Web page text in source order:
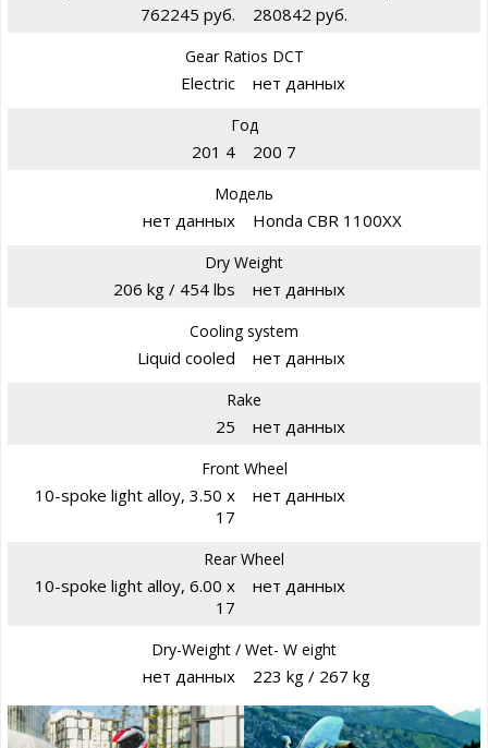
762245 руб. 280842 руб.
Gear Ratios DCT
Electric нет данных
Год
201 4 200 7
Модель
нет данных Honda CBR 1100XX
Dry Weight
206 kg / 454 lbs нет данных
Cooling system
Liquid cooled нет данных
Rake
25 нет данных
Front Wheel
10-spoke light alloy, 3.50 x
17
нет данных
Rear Wheel
10-spoke light alloy, 6.00 x
17
нет данных
Dry-Weight / Wet- W eight
нет данных 223 kg / 267 kg